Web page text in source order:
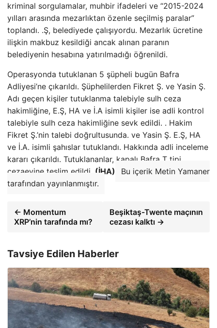
kriminal sorgulamalar, muhbir ifadeleri ve “2015-2024
yılları arasında mezarlıktan özenle seçilmiş paralar”
toplandı. .Ş, belediyede çalışıyordu. Mezarlık ücretine
ilişkin makbuz kesildiği ancak alınan paranın
belediyenin hesabına yatırılmadığı öğrenildi.
Operasyonda tutuklanan 5 şüpheli bugün Bafra
Adliyesi’ne çıkarıldı. Şüphelilerden Fikret Ş. ve Yasin Ş.
Adı geçen kişiler tutuklanma talebiyle sulh ceza
hakimliğine, E.Ş, HA ​​ve İ.A isimli kişiler ise adli kontrol
talebiyle sulh ceza hakimliğine sevk edildi. . Hakim
Fikret Ş.’nin talebi doğrultusunda. ve Yasin Ş. E.Ş, HA ​​
ve İ.A. isimli şahıslar tutuklandı. Hakkında adli inceleme
kararı çıkarıldı. Tutuklananlar, kapalı Bafra T tipi
cezaevine teslim edildi. (İHA)
Bu içerik Metin Yamaner
tarafından yayınlanmıştır.
← Momentum
XRP’nin tarafında mı?
Beşiktaş-Twente maçının
cezası kalktı →
Tavsiye Edilen Haberler